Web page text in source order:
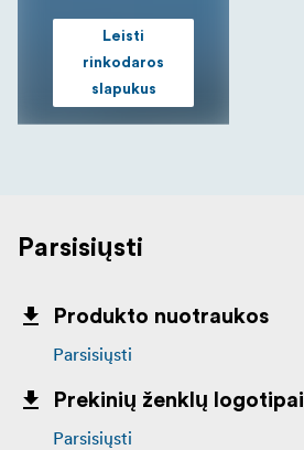
Leisti
rinkodaros
slapukus
Parsisiųsti
Produkto nuotraukos
Parsisiųsti
Prekinių ženklų logotipai
Parsisiųsti